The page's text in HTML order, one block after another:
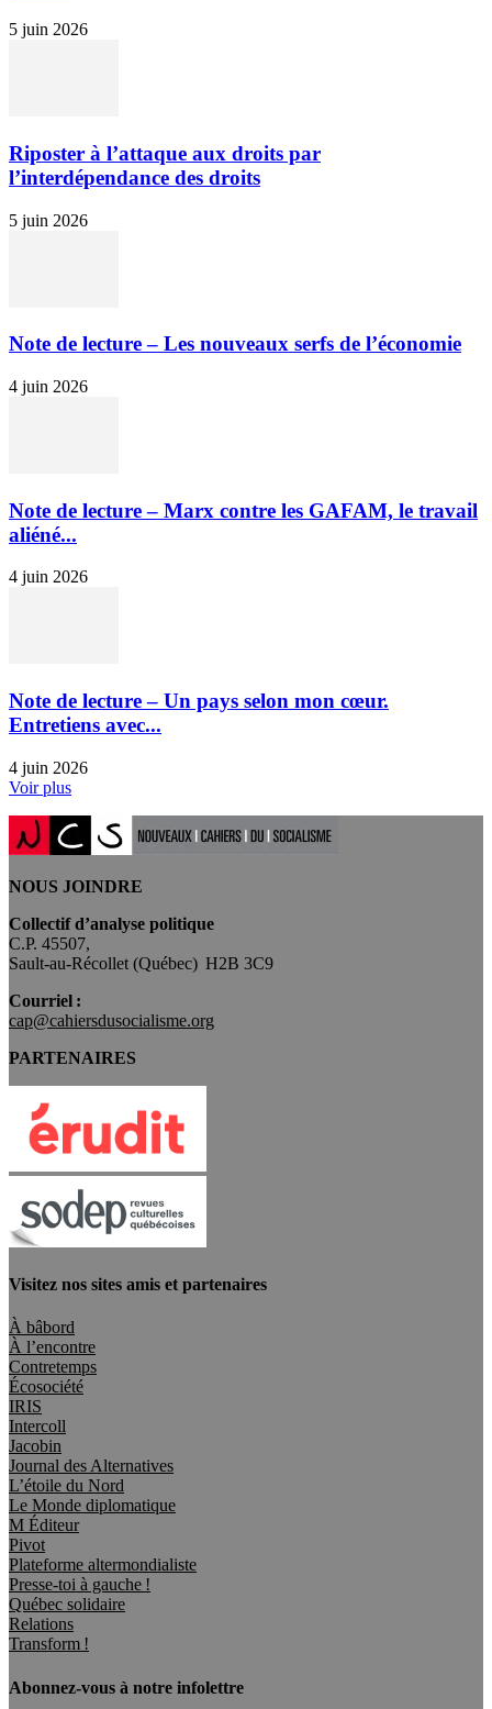
5 juin 2026
Riposter à l’attaque aux droits par
l’interdépendance des droits
5 juin 2026
Note de lecture – Les nouveaux serfs de l’économie
4 juin 2026
Note de lecture – Marx contre les GAFAM, le travail
aliéné...
4 juin 2026
Note de lecture – Un pays selon mon cœur.
Entretiens avec...
4 juin 2026
Voir plus
NOUS JOINDRE
Collectif d’analyse politique
C.P. 45507,
Sault-au-Récollet (Québec) H2B 3C9
Courriel :
cap@cahiersdusocialisme.org
PARTENAIRES
Visitez nos sites amis et partenaires
À bâbord
À l’encontre
Contretemps
Écosociété
IRIS
Intercoll
Jacobin
Journal des Alternatives
L’étoile du Nord
Le Monde diplomatique
M Éditeur
Pivot
Plateforme altermondialiste
Presse-toi à gauche !
Québec solidaire
Relations
Transform !
Abonnez-vous à notre infolettre